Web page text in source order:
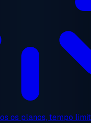
os planos, tempo